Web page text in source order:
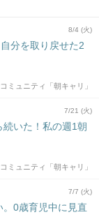
8/4 (火)
分を取り戻せた2
ミュニティ「朝キャリ」
7/21 (火)
続いた！私の週1朝
ミュニティ「朝キャリ」
7/7 (火)
0歳育児中に見直